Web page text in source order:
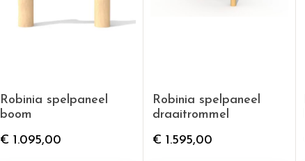
Robinia spelpaneel
boom
€ 1.095,00
Robinia spelpaneel
draaitrommel
€ 1.595,00